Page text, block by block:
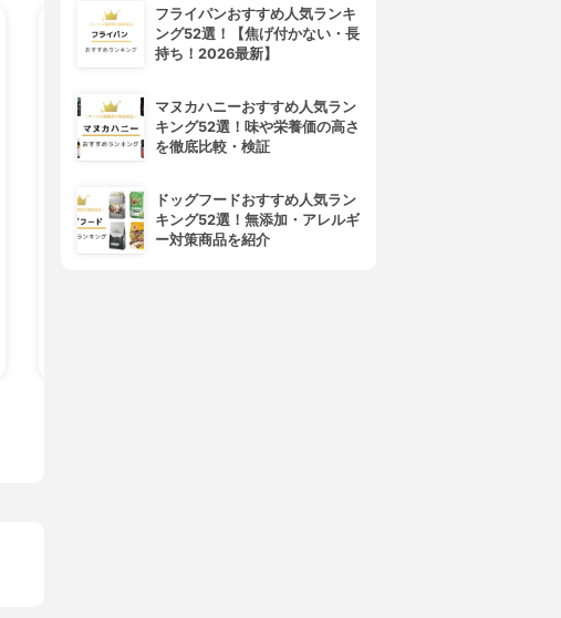
Love Liner(ラブ・ライナー)
フライパンおすすめ人気ランキ
ング52選！【焦げ付かない・長
持ち！2026最新】
マヌカハニーおすすめ人気ラン
キング52選！味や栄養価の高さ
を徹底比較・検証
ドッグフードおすすめ人気ラン
キング52選！無添加・アレルギ
ー対策商品を紹介